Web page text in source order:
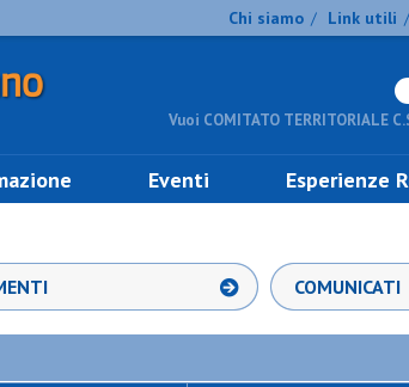
Chi siamo / Link utili
Vuoi COMITATO TERRITORIALE
Eventi Esperienze
COMUNICATI